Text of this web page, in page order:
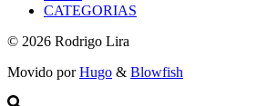
CATEGORIAS
© 2026 Rodrigo Lira
Movido porHugo & Blowfish